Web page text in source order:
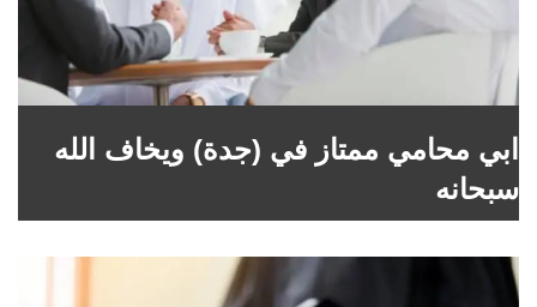
ابي محامي ممتاز في (جدة) ويخاف الله
سبحانه